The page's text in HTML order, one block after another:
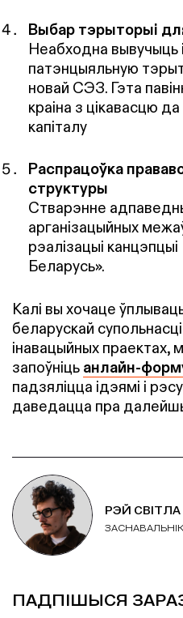
Выбар тэрыторыі
Неабходна вывучыць
патэнцыяльную
новай СЭЗ. Гэта
краіна з цікавасцю
капіталу
Распрацоўка
структуры
Стварэнне
арганізацыйных
рэалізацыі
Беларусь».
Калі вы хочаце
беларускай
інавацыйных
запоўніць анлайн-
падзяліцца ідэямі і
даведацца пра
РЭЙ СВІТЛА
ЗАСНАВАЛЬНІК
ПАДПІШЫСЯ